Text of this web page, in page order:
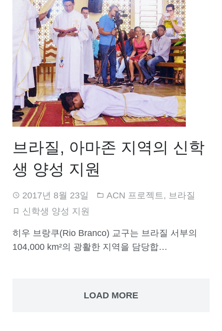
브라질, 아마존 지역의 신학
생 양성 지원
2017년 8월 23일 ACN 프로젝트, 브라질
신학생 양성 지원
히우 브랑쿠(Rio Branco) 교구는 브라질 서부의
104,000 km²의 광활한 지역을 담당합…
LOAD MORE